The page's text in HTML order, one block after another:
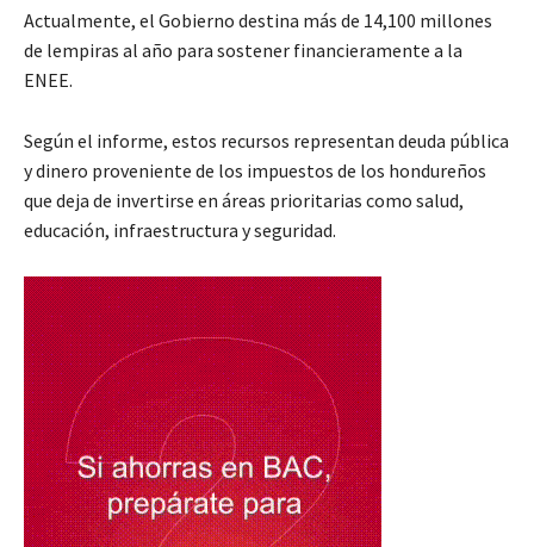
Actualmente, el Gobierno destina más de 14,100 millones
de lempiras al año para sostener financieramente a la
ENEE.
Según el informe, estos recursos representan deuda pública
y dinero proveniente de los impuestos de los hondureños
que deja de invertirse en áreas prioritarias como salud,
educación, infraestructura y seguridad.